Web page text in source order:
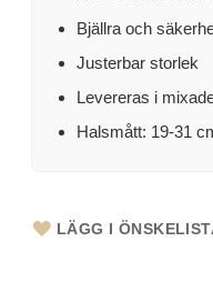
Bjällra och
Justerbar storlek
Levereras i
Halsmått: 19-31
LÄGG I